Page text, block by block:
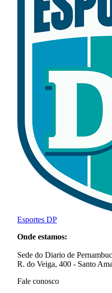
Esportes DP
Onde estamos:
Sede do Diario de
R. do Veiga, 400 - Santo
Fale conosco